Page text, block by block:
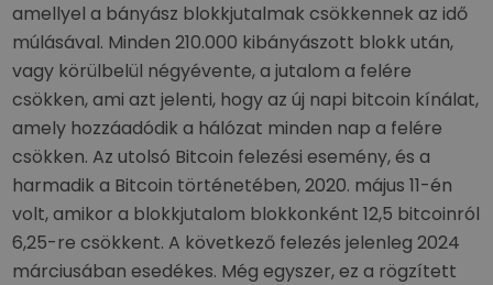
amellyel a bányász blokkjutalmak csökkennek az idő
múlásával. Minden 210.000 kibányászott blokk után,
vagy körülbelül négyévente, a jutalom a felére
csökken, ami azt jelenti, hogy az új napi bitcoin kínálat,
amely hozzáadódik a hálózat minden nap a felére
csökken. Az utolsó Bitcoin felezési esemény, és a
harmadik a Bitcoin történetében, 2020. május 11-én
volt, amikor a blokkjutalom blokkonként 12,5 bitcoinról
6,25-re csökkent. A következő felezés jelenleg 2024
márciusában esedékes. Még egyszer, ez a rögzített